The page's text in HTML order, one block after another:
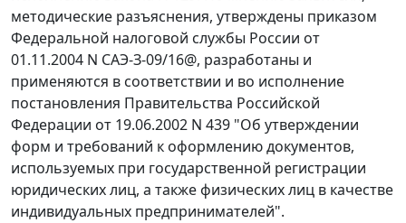
методические разъяснения, утверждены приказом
Федеральной налоговой службы России от
01.11.2004 N САЭ-З-09/16@, разработаны и
применяются в соответствии и во исполнение
постановления Правительства Российской
Федерации от 19.06.2002 N 439 "Об утверждении
форм и требований к оформлению документов,
используемых при государственной регистрации
юридических лиц, а также физических лиц в качестве
индивидуальных предпринимателей".